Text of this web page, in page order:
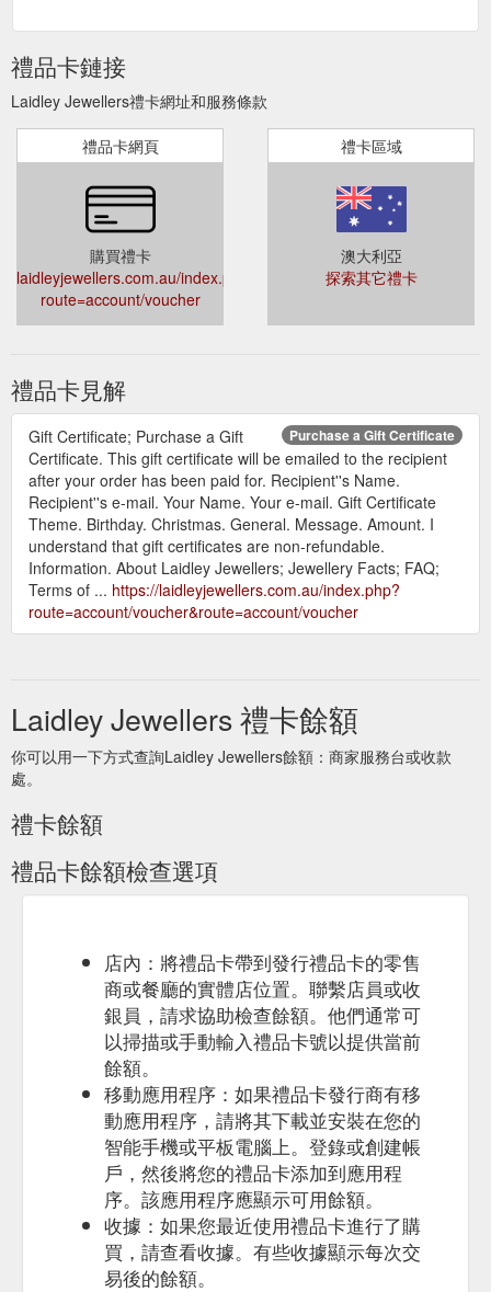
禮品卡鏈接
Laidley Jewellers禮卡網址和服務條款
禮品卡網頁
購買禮卡
laidleyjewellers.com.au/index.php?
route=account/voucher
禮卡區域
澳大利亞
探索其它禮卡
禮品卡見解
Purchase a Gift Certificate
Gift Certificate; Purchase a Gift
Certificate. This gift certificate will be emailed to the recipient
after your order has been paid for. Recipient''s Name.
Recipient''s e-mail. Your Name. Your e-mail. Gift Certificate
Theme. Birthday. Christmas. General. Message. Amount. I
understand that gift certificates are non-refundable.
Information. About Laidley Jewellers; Jewellery Facts; FAQ;
Terms of ... https://laidleyjewellers.com.au/index.php?
route=account/voucher&route=account/voucher
Laidley Jewellers 禮卡餘額
你可以用一下方式查詢Laidley Jewellers餘額：商家服務台或收款
處。
禮卡餘額
禮品卡餘額檢查選項
店內：將禮品卡帶到發行禮品卡的零售
商或餐廳的實體店位置。聯繫店員或收
銀員，請求協助檢查餘額。他們通常可
以掃描或手動輸入禮品卡號以提供當前
餘額。
移動應用程序：如果禮品卡發行商有移
動應用程序，請將其下載並安裝在您的
智能手機或平板電腦上。登錄或創建帳
戶，然後將您的禮品卡添加到應用程
序。該應用程序應顯示可用餘額。
收據：如果您最近使用禮品卡進行了購
買，請查看收據。有些收據顯示每次交
易後的餘額。